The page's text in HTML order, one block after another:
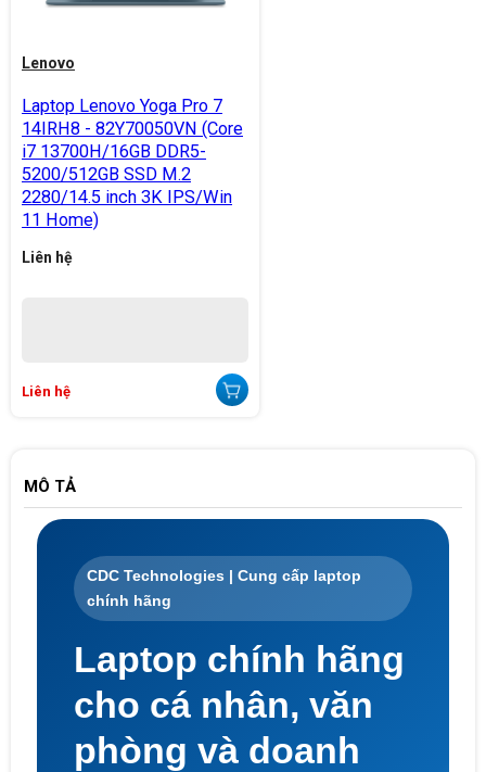
Lenovo
Laptop Lenovo Yoga Pro 7
14IRH8 - 82Y70050VN (Core
i7 13700H/16GB DDR5-
5200/512GB SSD M.2
2280/14.5 inch 3K IPS/Win
11 Home)
Liên hệ
Liên hệ
MÔ TẢ
CDC Technologies | Cung cấp laptop
chính hãng
Laptop chính hãng
cho cá nhân, văn
phòng và doanh